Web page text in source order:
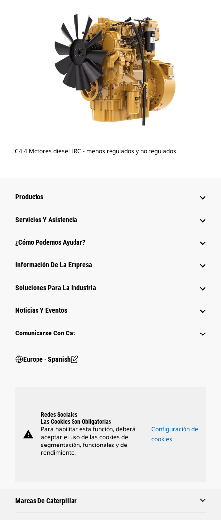
C4.4 Motores diésel LRC - menos regulados y no regulados
Productos
Servicios Y Asistencia
¿Cómo Podemos Ayudar?
Información De La Empresa
Soluciones Para La Industria
Noticias Y Eventos
Comunicarse Con Cat
Europe ‧ Spanish
warning
Redes Sociales
Las Cookies Son Obligatorias
Para habilitar esta función, deberá
aceptar el uso de las cookies de
segmentación, funcionales y de
rendimiento.
Configuración de
cookies
Marcas De Caterpillar